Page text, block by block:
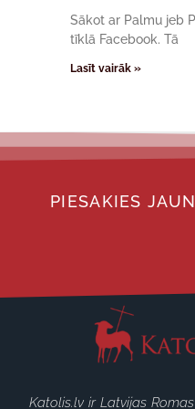
Sākot ar Palmu jeb
tīklā Facebook. Tā
Lasīt vairāk »
PIESAKIES
Katolis.lv ir Latvijas